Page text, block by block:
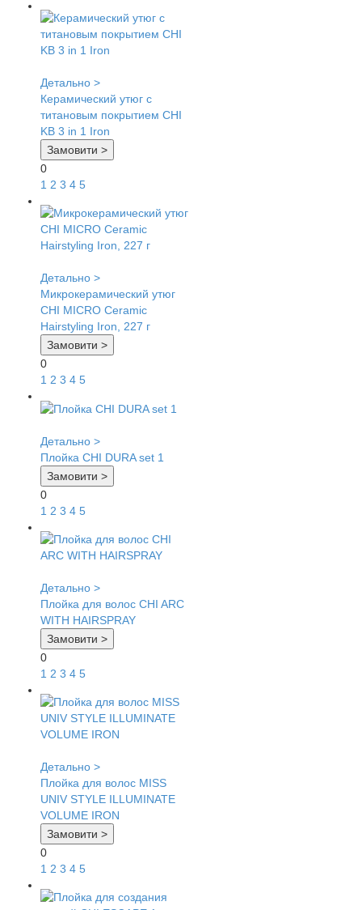
Детально >
Керамический утюг с
титановым покрытием CHI
KB 3 in 1 Iron
Замовити >
0
1 2 3 4 5
Детально >
Микрокерамический утюг
CHI MICRO Ceramic
Hairstyling Iron, 227 г
Замовити >
0
1 2 3 4 5
Детально >
Плойка CHI DURA set 1
Замовити >
0
1 2 3 4 5
Детально >
Плойка для волос CHI ARC
WITH HAIRSPRAY
Замовити >
0
1 2 3 4 5
Детально >
Плойка для волос MISS
UNIV STYLE ILLUMINATE
VOLUME IRON
Замовити >
0
1 2 3 4 5